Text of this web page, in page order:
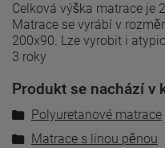
Celková výška matrace je
Matrace se vyrábí v
200x90. Lze vyrobit i
3 roky
Produkt se nachází v
Polyuretanové matrace
Matrace s línou pěnou